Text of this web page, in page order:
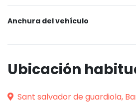
Anchura del vehículo
Ubicación
Sant salvador de guardiola,